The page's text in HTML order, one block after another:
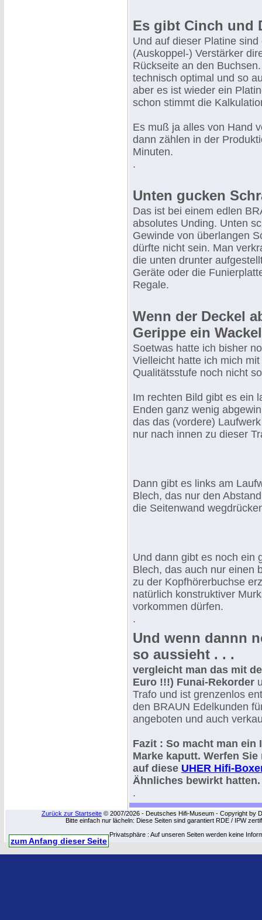
Es gibt Cinch und
Und auf dieser Platine sind
(Auskoppel-) Verstärker
Rückseite an den
technisch optimal und so
aber es ist wieder ein
schon stimmt die
Es muß ja alles von Hand
dann zählen in der
Minuten.
.
Unten gucken
Das ist bei einem edlen
absolutes Unding. Unten
Gewinde von überlangen
dürfte nicht sein. Man
die unten drunter
Geräte oder die
Regale.
Wenn der Deckel
Gerippe ein
Soetwas hatte ich bisher
Vielleicht hatte ich mich
Qualitätsstufe noch nicht
Im rechten Bild gibt es ein
Enden ganz wenig
das das (vordere)
nur nach innen zu dieser
Dann gibt es links am
Blech, das nur den
die Seitenwand
Und dann gibt es noch ein
Blech, das auch nur einen
zu der Kopfhörerbuchse
natürlich konstruktiver
vorkommen dürfen.
.
Und wenn dannn
so aussieht . . .
vergleicht man das mit
Euro !!!) Funai-Rekorder
Trafo und ist grenzenlos
den BRAUN Edelkunden
angeboten und auch
Fazit : So macht man ein
Marke kaputt. Werfen
auf diese UHER Hifi-
Ähnliches bewirkt hatten.
.
Zurück zur Startseite © 2007/2026 - Deutsches Hifi-Museum - Copyright by
Bitte einfach nur lächeln: Diese Seiten sind garantiert RDE / IPW
Privatsphäre : Auf unseren Seiten werden keine
zum Anfang dieser Seite